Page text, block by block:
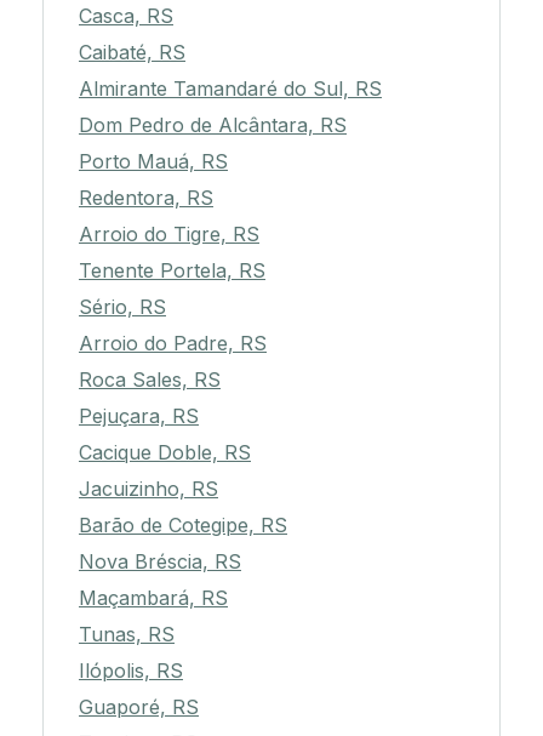
Casca, RS
Caibaté, RS
Almirante Tamandaré do Sul, RS
Dom Pedro de Alcântara, RS
Porto Mauá, RS
Redentora, RS
Arroio do Tigre, RS
Tenente Portela, RS
Sério, RS
Arroio do Padre, RS
Roca Sales, RS
Pejuçara, RS
Cacique Doble, RS
Jacuizinho, RS
Barão de Cotegipe, RS
Nova Bréscia, RS
Maçambará, RS
Tunas, RS
Ilópolis, RS
Guaporé, RS